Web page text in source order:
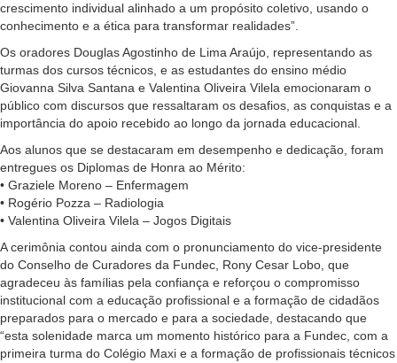
crescimento individual alinhado a um propósito coletivo, usando o
conhecimento e a ética para transformar realidades”.
Os oradores Douglas Agostinho de Lima Araújo, representando as
turmas dos cursos técnicos, e as estudantes do ensino médio
Giovanna Silva Santana e Valentina Oliveira Vilela emocionaram o
público com discursos que ressaltaram os desafios, as conquistas e a
importância do apoio recebido ao longo da jornada educacional.
Aos alunos que se destacaram em desempenho e dedicação, foram
entregues os Diplomas de Honra ao Mérito:
• Graziele Moreno – Enfermagem
• Rogério Pozza – Radiologia
• Valentina Oliveira Vilela – Jogos Digitais
A cerimônia contou ainda com o pronunciamento do vice-presidente
do Conselho de Curadores da Fundec, Rony Cesar Lobo, que
agradeceu às famílias pela confiança e reforçou o compromisso
institucional com a educação profissional e a formação de cidadãos
preparados para o mercado e para a sociedade, destacando que
“esta solenidade marca um momento histórico para a Fundec, com a
primeira turma do Colégio Maxi e a formação de profissionais técnicos